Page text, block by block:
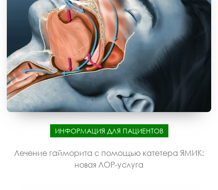
ИНФОРМАЦИЯ ДЛЯ ПАЦИЕНТОВ
Лечение гайморита с помощью катетера ЯМИК:
новая ЛОР-услуга